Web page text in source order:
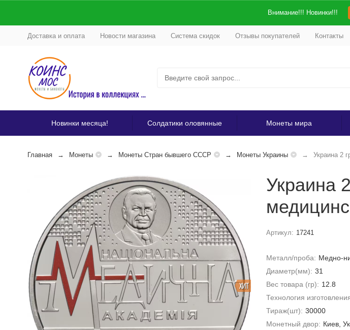
Внимание!!! Новинки!!!
Доставка и оплата Новости магазина Система скидок Отзывы покупателей Контакты
Новинки месяца! Солдатики оловянные Монеты мира
Главная Монеты Монеты Стран бывшего СССР Монеты Украины Украина 2
ХИТ
Украина
Артикул: 17241
Металл/проба: Медно-
Диаметр(мм): 31
Вес товара (гр): 12.8
Технология
Тираж(шт): 30000
Монетный двор: Киев,